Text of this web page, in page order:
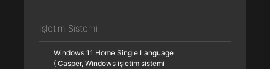
İşletim Sistemi
Windows 11 Home Single Language
( Casper, Windows işletim sistemi